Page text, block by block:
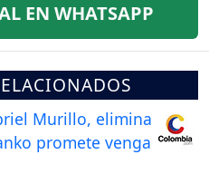
EN WHATSAPP